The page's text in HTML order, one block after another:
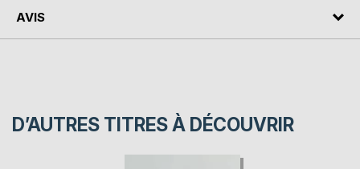
AVIS
D’AUTRES TITRES À DÉCOUVRIR